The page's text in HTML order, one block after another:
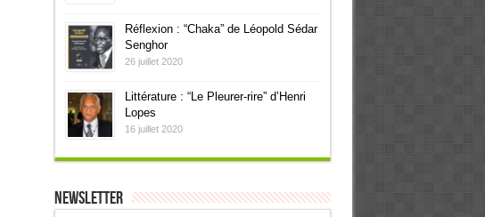
Réflexion : “Chaka” de Léopold Sédar
Senghor
26 juillet 2020
Littérature : “Le Pleurer-rire” d’Henri
Lopes
16 juillet 2020
Newsletter